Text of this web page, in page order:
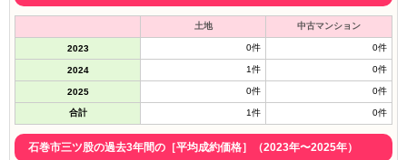
土地 中古マンション
2023 0件 0件
2024 1件 0件
2025 0件 0件
合計 1件 0件
石巻市三ツ股の過去3年間の［平均成約価格］（2023年〜2025年）